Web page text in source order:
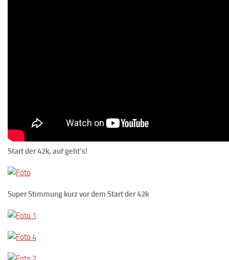
Start der 42k, auf geht’s!
Super Stimmung kurz vor dem Start der 42k